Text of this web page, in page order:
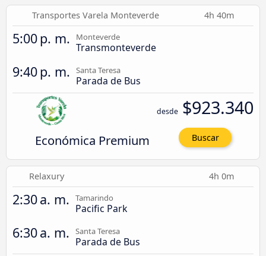
Transportes Varela Monteverde 4h 40m
5:00 p. m. Monteverde
Transmonteverde
9:40 p. m. Santa Teresa
Parada de Bus
Económica Premium
desde $923.340
Buscar
Relaxury 4h 0m
2:30 a. m. Tamarindo
Pacific Park
6:30 a. m. Santa Teresa
Parada de Bus